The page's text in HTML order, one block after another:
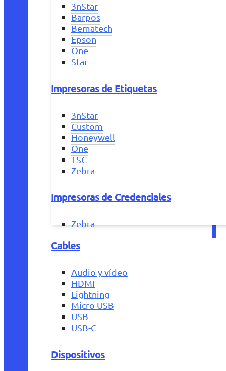
3nStar
Barpos
Bematech
Epson
One
Star
Impresoras de Etiquetas
3nStar
Custom
Honeywell
One
TSC
Zebra
Impresoras de Credenciales
Zebra
Cables
Audio y vídeo
HDMI
Lightning
Micro USB
USB
USB-C
Dispositivos